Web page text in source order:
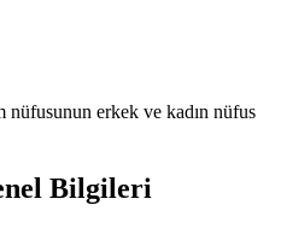
nüfusunun erkek ve kadın nüfus
Bilgileri